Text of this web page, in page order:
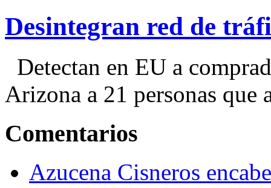
Desintegran red de
Detectan en EU a
Arizona a 21 personas que
Comentarios
Azucena Cisneros